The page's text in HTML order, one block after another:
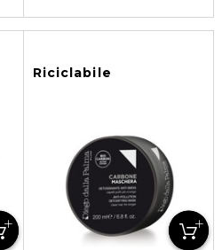
Riciclabile